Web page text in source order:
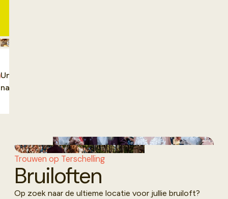
Unieke
natuurplek
Trouwen op Terschelling
Bruiloften
Op zoek naar de ultieme locatie voor jullie bruiloft?